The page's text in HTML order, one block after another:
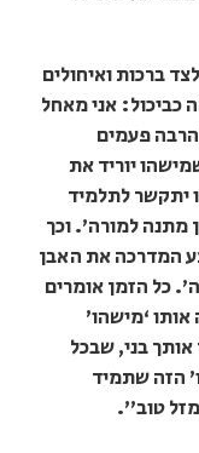
ברכות ואיחולים
כביכול: אני מאחל
פעמים
יוריד את
יתקשר לתלמיד
מתנה למורה’. וכך
המדרכה את האבן
כל הזמן אומרים
‘מישהו’
בני, שבכל
הזה שתמיד
טוב”.